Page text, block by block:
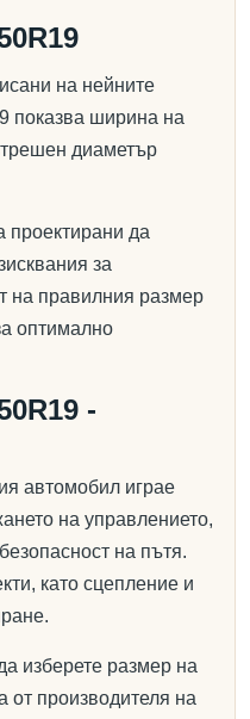
на нейните
показва ширина на
диаметър
проектирани да
за
на правилния размер
оптимално
-
автомобил играе
на управлението,
на пътя.
като сцепление и
изберете размер на
от производителя на